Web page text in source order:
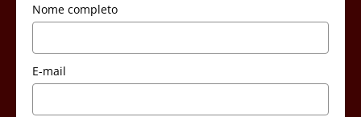
Nome completo
E-mail